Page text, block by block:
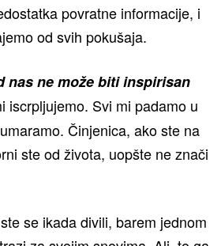
povratne informacije, i
od svih pokušaja.
nas ne može biti inspirisan
iscrpljujemo. Svi mi padamo u
Činjenica, ako ste na
ste od života, uopšte ne znači
se ikada divili, barem jednom